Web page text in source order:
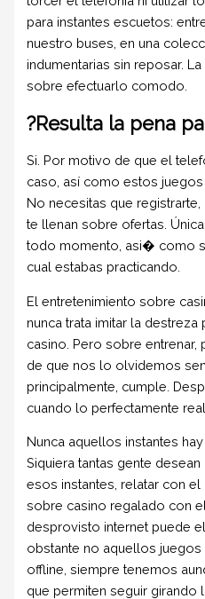
para instantes escuetos:
nuestro buses, en una
indumentarias sin reposar.
sobre efectuarlo comodo.
?Resulta la pena
Si. Por motivo de que el
caso, así­ como estos juegos
No necesitas que
te llenan sobre ofertas.
todo momento, asi� como
cual estabas practicando.
El entretenimiento sobre
nunca trata imitar la
casino. Pero sobre entrenar,
de que nos lo olvidemos
principalmente, cumple.
cuando lo perfectamente
Nunca aquellos instantes
Siquiera tantas gente
esos instantes, relatar con
sobre casino regalado con
desprovisto internet puede
obstante no aquellos juegos
offline, siempre tenemos
que permiten seguir girando